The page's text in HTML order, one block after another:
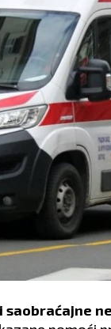
saobraćajne